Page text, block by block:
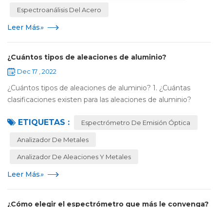
Espectroanálisis Del Acero
Leer Más»
¿Cuántos tipos de aleaciones de aluminio?
Dec 17 , 2022
¿Cuántos tipos de aleaciones de aluminio? 1. ¿Cuántas
clasificaciones existen para las aleaciones de aluminio?
1000 representa la serie 1050, ...
ETIQUETAS : Espectrómetro De Emisión Óptica
Analizador De Metales
Analizador De Aleaciones Y Metales
Leer Más»
¿Cómo elegir el espectrómetro que más le convenga?